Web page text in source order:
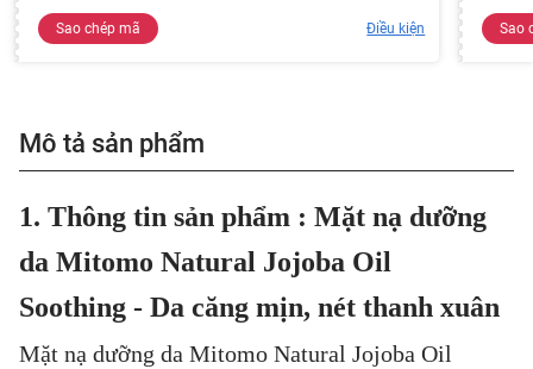
Sao chép mã Điều kiện Sao
Mô tả sản phẩm
1. Thông tin sản phẩm : Mặt nạ dưỡng
da Mitomo Natural Jojoba Oil
Soothing - Da căng mịn, nét thanh xuân
Mặt nạ dưỡng da Mitomo Natural Jojoba Oil